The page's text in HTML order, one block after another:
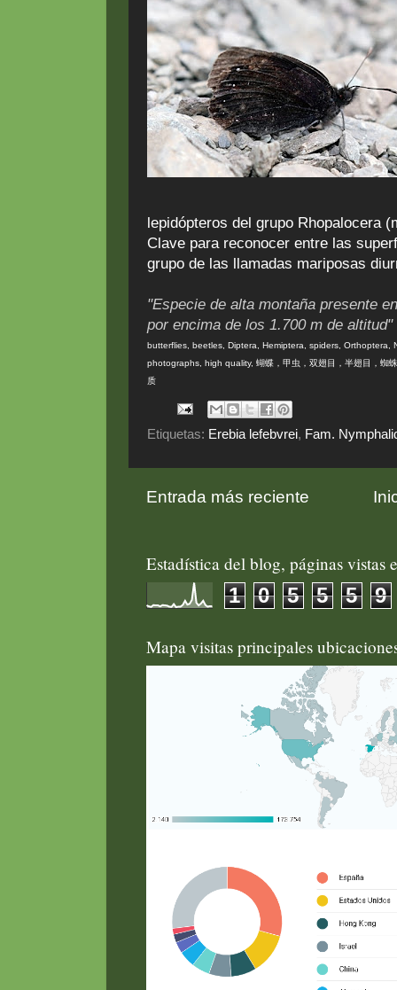
lepidópteros del grupo Rhopalocera
Clave para reconocer entre las
grupo de las llamadas mariposas
"Especie de alta montaña presente
por encima de los 1.700 m de altitud"
butterflies, beetles, Diptera, Hemiptera, spiders,
photographs, high quality, 蝴蝶，甲虫，双翅目，半翅目，蜘
质
Etiquetas: Erebia lefebvrei, Fam.
Entrada más reciente
Estadística del blog, páginas vistas
1 0 5 5 5 9
Mapa visitas principales